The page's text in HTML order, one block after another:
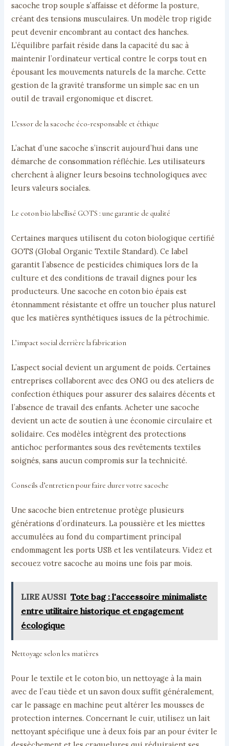
sacoche trop souple s’affaisse et déforme la posture,
créant des tensions musculaires. Un modèle trop rigide
peut devenir encombrant au contact des hanches.
L’équilibre parfait réside dans la capacité du sac à
maintenir l’ordinateur vertical contre le corps tout en
épousant les mouvements naturels de la marche. Cette
gestion de la gravité transforme un simple sac en un
outil de travail ergonomique et discret.
L’essor de la sacoche éco-responsable et éthique
L’achat d’une sacoche s’inscrit aujourd’hui dans une
démarche de consommation réfléchie. Les utilisateurs
cherchent à aligner leurs besoins technologiques avec
leurs valeurs sociales.
Le coton bio labellisé GOTS : une garantie de qualité
Certaines marques utilisent du coton biologique certifié
GOTS (Global Organic Textile Standard). Ce label
garantit l’absence de pesticides chimiques lors de la
culture et des conditions de travail dignes pour les
producteurs. Une sacoche en coton bio épais est
étonnamment résistante et offre un toucher plus naturel
que les matières synthétiques issues de la pétrochimie.
L’impact social derrière la fabrication
L’aspect social devient un argument de poids. Certaines
entreprises collaborent avec des ONG ou des ateliers de
confection éthiques pour assurer des salaires décents et
l’absence de travail des enfants. Acheter une sacoche
devient un acte de soutien à une économie circulaire et
solidaire. Ces modèles intègrent des protections
antichoc performantes sous des revêtements textiles
soignés, sans aucun compromis sur la technicité.
Conseils d’entretien pour faire durer votre sacoche
Une sacoche bien entretenue protège plusieurs
générations d’ordinateurs. La poussière et les miettes
accumulées au fond du compartiment principal
endommagent les ports USB et les ventilateurs. Videz et
secouez votre sacoche au moins une fois par mois.
LIRE AUSSI Tote bag : l'accessoire minimaliste
entre utilitaire historique et engagement
écologique
Nettoyage selon les matières
Pour le textile et le coton bio, un nettoyage à la main
avec de l’eau tiède et un savon doux suffit généralement,
car le passage en machine peut altérer les mousses de
protection internes. Concernant le cuir, utilisez un lait
nettoyant spécifique une à deux fois par an pour éviter le